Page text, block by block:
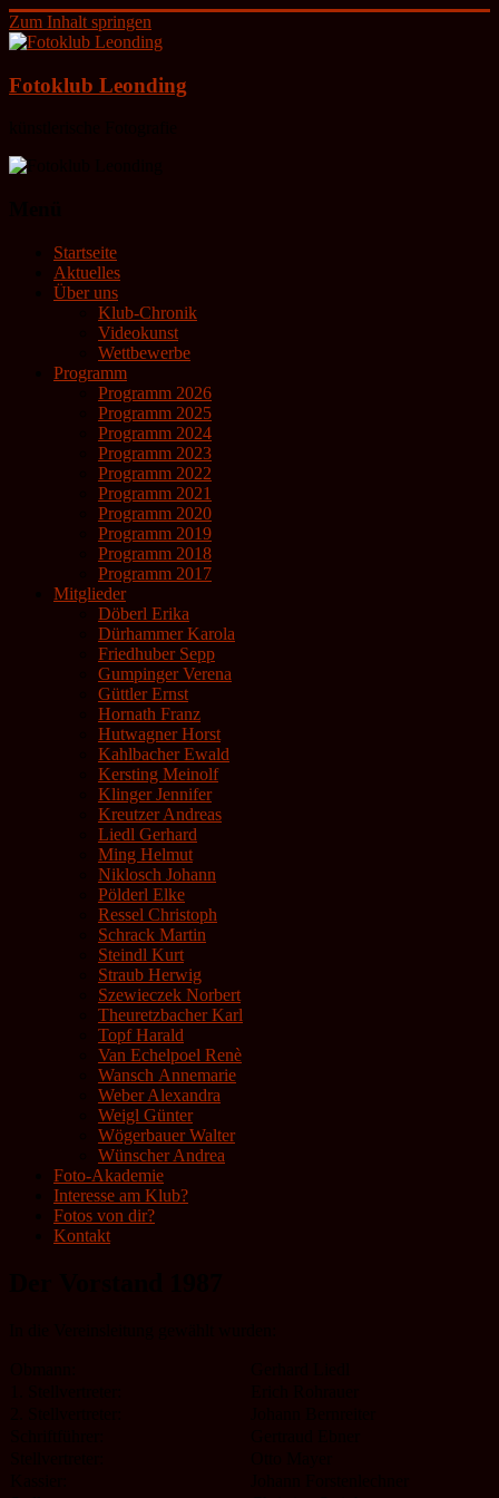
Zum Inhalt springen
Fotoklub Leonding
Startseite
Aktuelles
Über uns
Klub-Chronik
Videokunst
Wettbewerbe
Programm
Programm 2026
Programm 2025
Programm 2024
Programm 2023
Programm 2022
Programm 2021
Programm 2020
Programm 2019
Programm 2018
Programm 2017
Mitglieder
Döberl Erika
Dürhammer Karola
Friedhuber Sepp
Gumpinger Verena
Güttler Ernst
Hornath Franz
Hutwagner Horst
Kahlbacher Ewald
Kersting Meinolf
Klinger Jennifer
Kreutzer Andreas
Liedl Gerhard
Ming Helmut
Niklosch Johann
Pölderl Elke
Ressel Christoph
Schrack Martin
Steindl Kurt
Straub Herwig
Szewieczek Norbert
Theuretzbacher Karl
Topf Harald
Van Echelpoel Renè
Wansch Annemarie
Weber Alexandra
Weigl Günter
Wögerbauer Walter
Wünscher Andrea
Foto-Akademie
Interesse am Klub?
Fotos von dir?
Kontakt